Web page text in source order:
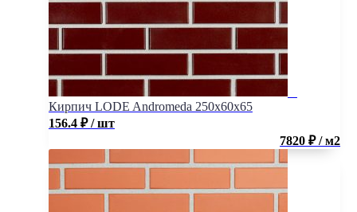
Кирпич LODE Andromeda 250x60x65
156.4 ₽ / шт
7820 ₽ / м2